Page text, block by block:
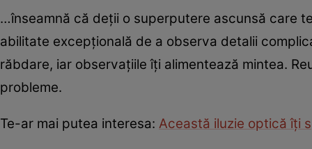
…înseamnă că deţii o superputere ascunsă care
abilitate excepţională de a observa detalii
răbdare, iar observațiile îți alimentează mintea.
probleme.
Te-ar mai putea interesa: Această iluzie optică îți